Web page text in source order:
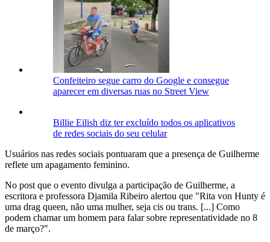
Confeiteiro segue carro do Google e consegue
aparecer em diversas ruas no Street View
Billie Eilish diz ter excluído todos os aplicativos
de redes sociais do seu celular
Usuários nas redes sociais pontuaram que a presença de Guilherme
reflete um apagamento feminino.
No post que o evento divulga a participação de Guilherme, a
escritora e professora Djamila Ribeiro alertou que "Rita von Hunty é
uma drag queen, não uma mulher, seja cis ou trans. [...] Como
podem chamar um homem para falar sobre representatividade no 8
de março?".